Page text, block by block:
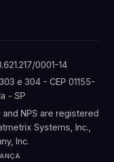
0001-14
e 304 - CEP 01155-
- SP
NPS are registered
Systems, Inc.,
Inc.